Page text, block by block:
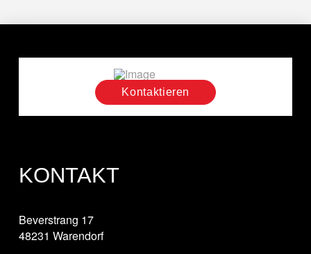
Kontaktieren
KONTAKT
Beverstrang 17
48231 Warendorf